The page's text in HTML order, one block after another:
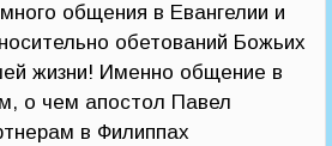
общения в Евангелии и
обетований Божьих
жизни! Именно общение в
о чем апостол Павел
в Филиппах